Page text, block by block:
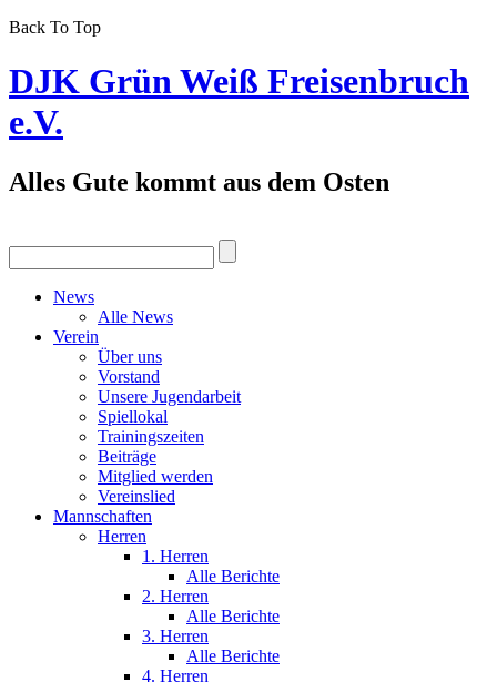
Back To Top
DJK Grün Weiß Freisenbruch
e.V.
Alles Gute kommt aus dem Osten
News
Alle News
Verein
Über uns
Vorstand
Unsere Jugendarbeit
Spiellokal
Trainingszeiten
Beiträge
Mitglied werden
Vereinslied
Mannschaften
Herren
1. Herren
Alle Berichte
2. Herren
Alle Berichte
3. Herren
Alle Berichte
4. Herren